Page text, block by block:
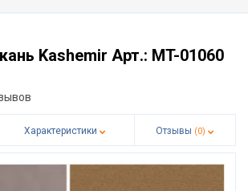
Kashemir Арт.: MT-01060
Характеристики Отзывы (0)